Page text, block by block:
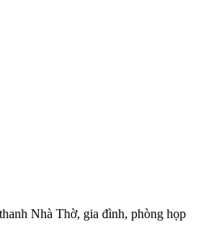
Nhà Thờ, gia đình, phòng họp